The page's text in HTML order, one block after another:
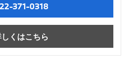
371-0318
くはこちら